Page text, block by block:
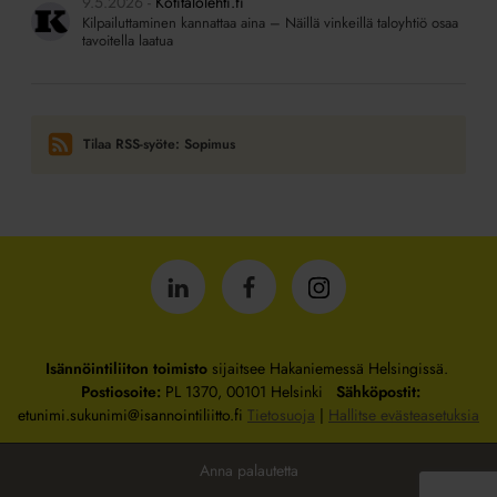
Kilpailuttaminen kannattaa aina – Näillä vinkeillä taloyhtiö osaa
tavoitella laatua
Tilaa RSS-syöte: Sopimus
IsännöintiliittoIsännöintiliittoIsännöintiliitto
Isännöintiliiton toimistosijaitsee Hakaniemessä Helsingissä.
Postiosoite: PL 1370, 00101 Helsinki Sähköpostit:
etunimi.sukunimi@isannointiliitto.fi Tietosuoja | Hallitse evästeasetuksia
Anna palautetta